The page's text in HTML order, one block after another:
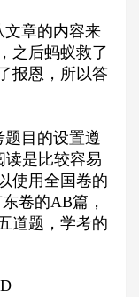
文章的内容来
之后蚂蚁救了
报恩，所以答
目的设置遵
读是比较容易
使用全国卷的
卷的AB篇，
道题，学考的